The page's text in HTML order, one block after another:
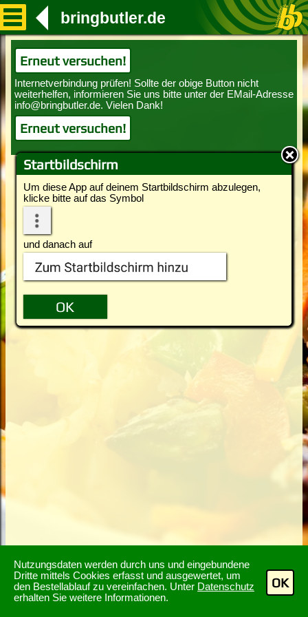
Nutzungsdaten werden durch uns und eingebundene
Dritte mittels Cookies erfasst und ausgewertet, um
den Bestellablauf zu vereinfachen. Unter Datenschutz
erhalten Sie weitere Informationen.
OK
Startbildschirm
Um diese App auf deinem Startbildschirm abzulegen,
klicke bitte auf das Symbol
und danach auf
bringbutler.de
Erneut versuchen!
Erneut versuchen!